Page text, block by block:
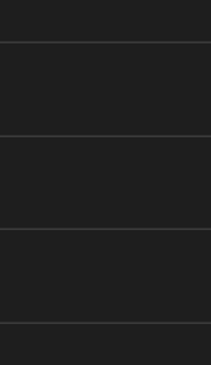
职业技能培训
ERP